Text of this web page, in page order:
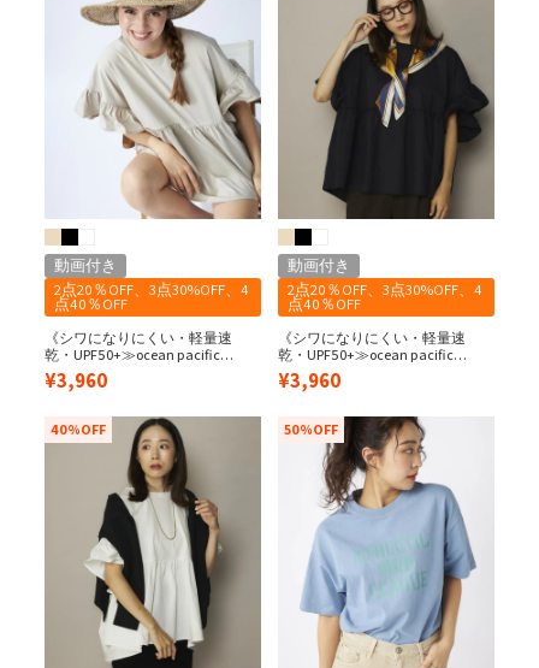
動画付き
2点20％OFF、3点30%OFF、4
点40％OFF
《シワになりにくい・軽量速
乾・UPF50+≫ocean pacific
レディース 水陸両用/UPF50＋ 袖
フレアペアテックスTEE
¥3,960
動画付き
2点20％OFF、3点30%OFF、4
点40％OFF
《シワになりにくい・軽量速
乾・UPF50+≫ocean pacific
レディース 水陸両用/UPF50＋ 袖
フレアペアテックスTEE
¥3,960
40%OFF 50%OFF